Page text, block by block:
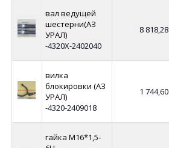
вал ведущей
шестерни(АЗ
УРАЛ)
-4320Х-2402040
8 818,28
вилка
блокировки (АЗ
УРАЛ)
-4320-2409018
1 744,60
гайка М16*1,5-